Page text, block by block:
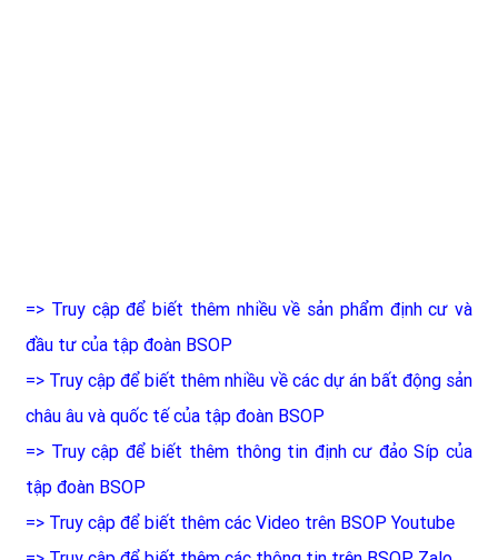
=> Truy cập để biết thêm nhiều về sản phẩm định cư và
đầu tư của tập đoàn BSOP
=> Truy cập để biết thêm nhiều về các dự án bất động sản
châu âu và quốc tế của tập đoàn BSOP
=> Truy cập để biết thêm thông tin định cư đảo Síp của
tập đoàn BSOP
=> Truy cập để biết thêm các Video trên BSOP Youtube